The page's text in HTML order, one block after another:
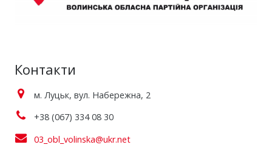
Контакти
м. Луцьк, вул. Набережна, 2
+38 (067) 334 08 30
03_obl_volinska@ukr.net